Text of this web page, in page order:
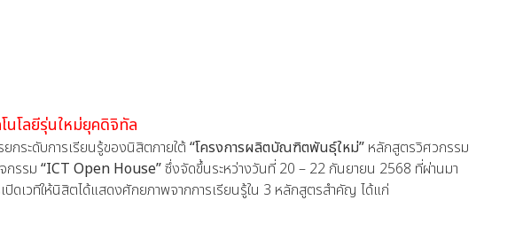
โลยีรุ่นใหม่ยุคดิจิทัล
ระดับการเรียนรู้ของนิสิตภายใต้ “โครงการผลิตบัณฑิตพันธุ์ใหม่” หลักสูตรวิศวกรรม
กรรม “ICT Open House”ซึ่งจัดขึ้นระหว่างวันที่ 20 – 22 กันยายน 2568 ที่ผ่านมา
เวทีให้นิสิตได้แสดงศักยภาพจากการเรียนรู้ใน 3 หลักสูตรสำคัญ ได้แก่